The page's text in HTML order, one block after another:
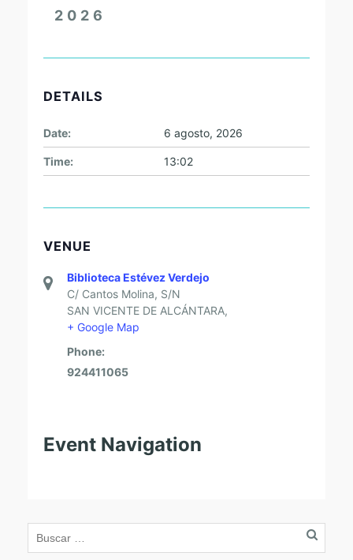
2026
DETAILS
Date: 6 agosto, 2026
Time: 13:02
VENUE
Biblioteca Estévez Verdejo
C/ Cantos Molina, S/N
SAN VICENTE DE ALCÁNTARA,
+ Google Map
Phone:
924411065
Event Navigation